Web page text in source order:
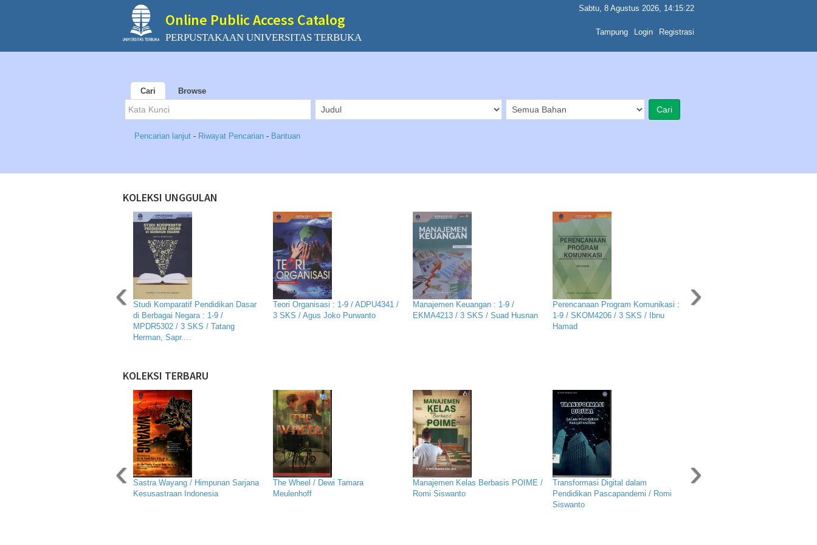
Online Public Access Catalog
PERPUSTAKAAN UNIVERSITAS TERBUKA
Sabtu, 8 Agustus 2026, 14:15:23
Tampung Login Registrasi
Cari Browse
Pencarian lanjut - Riwayat Pencarian - Bantuan
KOLEKSI UNGGULAN
Studi Komparatif Pendidikan Dasar
di Berbagai Negara : 1-9 /
MPDR5302 / 3 SKS / Tatang
Herman, Sapr....
Teori Organisasi : 1-9 / ADPU4341 /
3 SKS / Agus Joko Purwanto
Manajemen Keuangan : 1-9 /
EKMA4213 / 3 SKS / Suad Husnan
Perencanaan Program Komunikasi :
1-9 / SKOM4206 / 3 SKS / Ibnu
Hamad
‹ ›
KOLEKSI TERBARU
Sastra Wayang / Himpunan Sarjana
Kesusastraan Indonesia
The Wheel / Dewi Tamara
Meulenhoff
Manajemen Kelas Berbasis POIME /
Romi Siswanto
Transformasi Digital dalam
Pendidikan Pascapandemi / Romi
Siswanto
‹ ›